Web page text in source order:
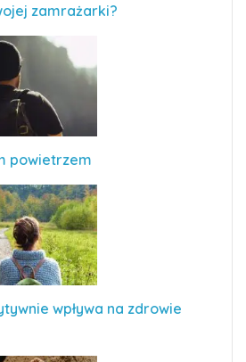
zamrażarki?
powietrzem
wpływa na zdrowie